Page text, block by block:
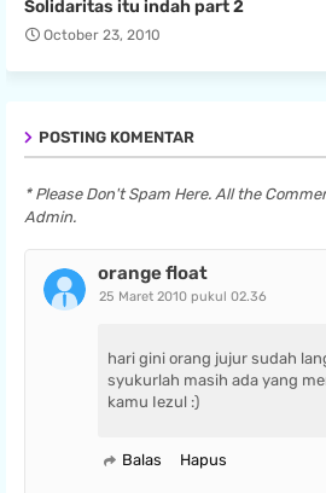
Solidaritas itu indah part 2
October 23, 2010
POSTING KOMENTAR
* Please Don't Spam Here. All the
Admin.
orange float
25 Maret 2010 pukul 02.36
hari gini orang jujur sudah
syukurlah masih ada yang
kamu Iezul :)
Balas Hapus